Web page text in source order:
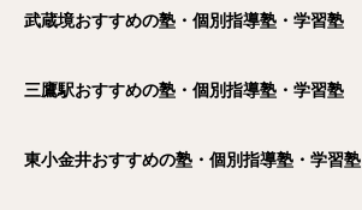
武蔵境おすすめの塾・個別指導塾・学習塾
三鷹駅おすすめの塾・個別指導塾・学習塾
東小金井おすすめの塾・個別指導塾・学習塾